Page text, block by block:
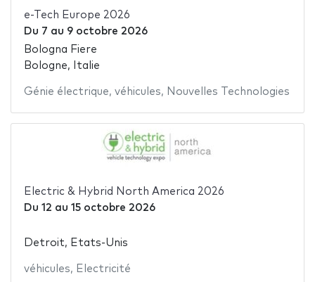
e-Tech Europe 2026
Du 7 au 9 octobre 2026
Bologna Fiere
Bologne, Italie
Génie électrique, véhicules, Nouvelles Technologies
Electric & Hybrid North America 2026
Du 12 au 15 octobre 2026
Detroit, Etats-Unis
véhicules, Electricité